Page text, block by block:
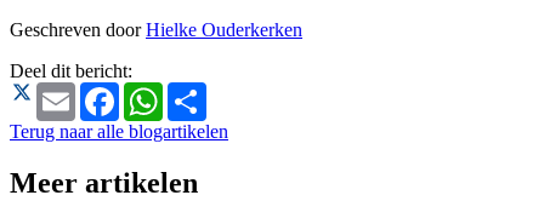
Geschreven doorHielke Ouderkerken
Deel dit bericht:
Email FacebookWhatsApp
Terug naar alle blogartikelen
Meer artikelen